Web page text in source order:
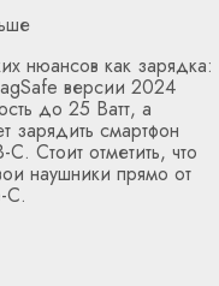
нюансов как зарядка:
версии 2024
до 25 Ватт, а
зарядить смартфон
Стоит отметить, что
наушники прямо от
C.